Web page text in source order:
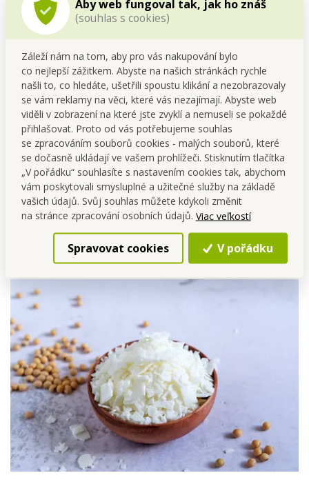
Aby web fungoval tak, jak ho znáš
(souhlas s cookies)
Záleží nám na tom, aby pro vás nakupování bylo
co nejlepší zážitkem. Abyste na našich stránkách rychle
našli to, co hledáte, ušetřili spoustu klikání a nezobrazovaly
se vám reklamy na věci, které vás nezajímají. Abyste web
viděli v zobrazení na které jste zvyklí a nemuseli se pokaždé
přihlašovat. Proto od vás potřebujeme souhlas
se zpracováním souborů cookies - malých souborů, které
se dočasně ukládají ve vašem prohlížeči. Stisknutím tlačítka
„V pořádku“ souhlasíte s nastavením cookies tak, abychom
vám poskytovali smysluplné a užitečné služby na základě
vašich údajů. Svůj souhlas můžete kdykoli změnit
na stránce zpracování osobních údajů. Viac veľkostí
Spravovat cookies V pořádku